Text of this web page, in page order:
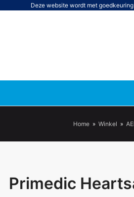
Deze website wordt met
Home » Winkel »
Primedic